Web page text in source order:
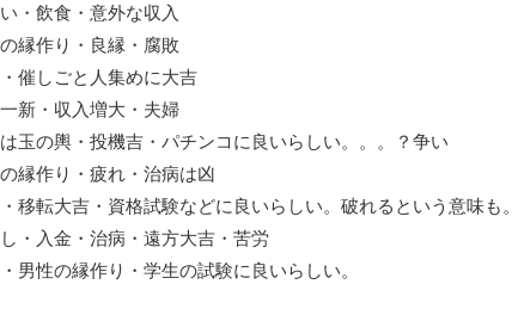
・飲食・意外な収入
縁作り・良縁・腐敗
催しごと人集めに大吉
新・収入増大・夫婦
玉の輿・投機吉・パチンコに良いらしい。。。？争い
縁作り・疲れ・治病は凶
移転大吉・資格試験などに良いらしい。破れるという意味も。
・入金・治病・遠方大吉・苦労
男性の縁作り・学生の試験に良いらしい。